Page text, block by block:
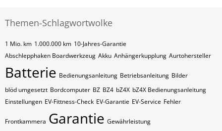
Themen-Schlagwortwolke
1 Mio. km 1.000.000 km 10-Jahres-Garantie
Abschlepphaken Boardwerkzeug Akku Anhängerkupplung Aurtohersteller
Batterie Bedienungsanleitung Betriebsanleitung Bilder
blöd umgesetzt Bordcomputer BZ BZ4 bZ4X bZ4X Bedienungsanleitung
Einstellungen EV-Fittness-Check EV-Garantie EV-Service Fehler
Frontkammera Garantie Gewährleistung